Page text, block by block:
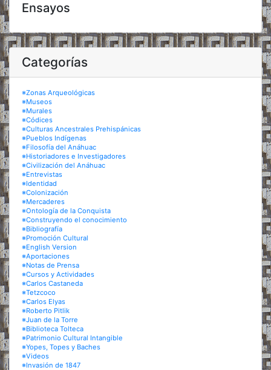
Ensayos
Categorías
※Zonas Arqueológicas
※Museos
※Murales
※Códices
※Culturas Ancestrales Prehispánicas
※Pueblos Indígenas
※Filosofía del Anáhuac
※Historiadores e Investigadores
※Civilización del Anáhuac
※Entrevistas
※Identidad
※Colonización
※Mercaderes
※Ontología de la Conquista
※Construyendo el conocimiento
※Bibliografía
※Promoción Cultural
※English Version
※Aportaciones
※Notas de Prensa
※Cursos y Actividades
※Carlos Castaneda
※Tetzcoco
※Carlos Elyas
※Roberto Pitlik
※Juan de la Torre
※Biblioteca Tolteca
※Patrimonio Cultural Intangible
※Yopes, Topes y Baches
※Videos
※Invasión de 1847